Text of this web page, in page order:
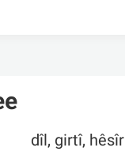
dîl, girtî, hêsîr